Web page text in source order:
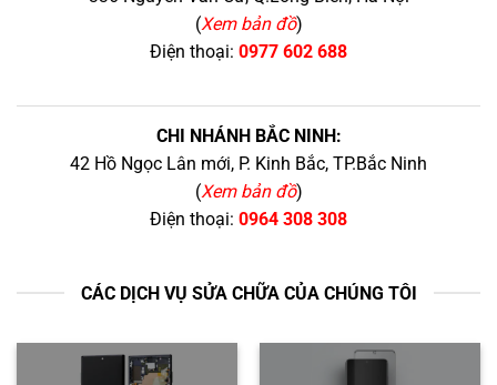
(Xem bản đồ)
Điện thoại: 0977 602 688
CHI NHÁNH BẮC NINH:
42 Hồ Ngọc Lân mới, P. Kinh Bắc, TP.Bắc Ninh
(Xem bản đồ)
Điện thoại: 0964 308 308
CÁC DỊCH VỤ SỬA CHỮA CỦA CHÚNG TÔI